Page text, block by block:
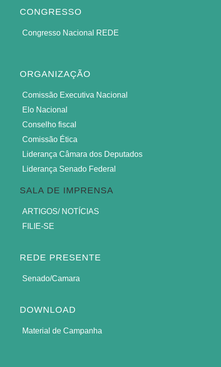
CONGRESSO
Congresso Nacional REDE
ORGANIZAÇÃO
Comissão Executiva Nacional
Elo Nacional
Conselho fiscal
Comissão Ética
Liderança Câmara dos Deputados
Liderança Senado Federal
SALA DE IMPRENSA
ARTIGOS/ NOTÍCIAS
FILIE-SE
REDE PRESENTE
Senado/Camara
DOWNLOAD
Material de Campanha